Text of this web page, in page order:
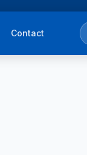
Contact